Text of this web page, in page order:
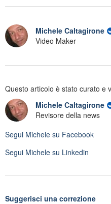
Michele Caltagirone
Video Maker
Questo articolo è stato curato e
Michele Caltagirone
Revisore della news
Segui Michele su Facebook
Segui Michele su Linkedin
Suggerisci una correzione